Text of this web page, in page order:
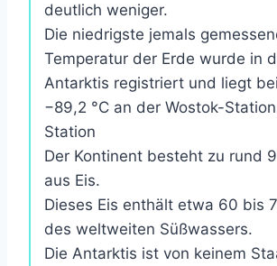
deutlich weniger.
Die niedrigste jemals
Temperatur der Erde wurde in
Antarktis registriert und liegt
−89,2 °C an der Wostok-
Station
Der Kontinent besteht zu rund
aus Eis.
Dieses Eis enthält etwa 60 bis
des weltweiten Süßwassers.
Die Antarktis ist von keinem